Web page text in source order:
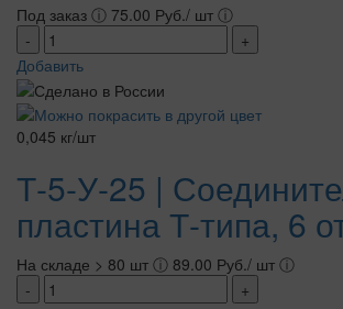
Под заказ ⓘ 75.00 Руб./ шт ⓘ
-
+
Добавить
0,045 кг/шт
Т-5-У-25 |
пластина Т-типа, 6
На складе > 80 шт ⓘ 89.00 Руб./ шт ⓘ
-
+